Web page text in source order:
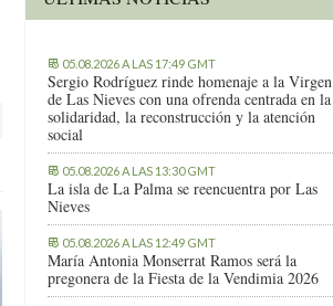
05.08.2026 A LAS 17:49 GMT
Sergio Rodríguez rinde homenaje a la Virgen
de Las Nieves con una ofrenda centrada en la
solidaridad, la reconstrucción y la atención
social
05.08.2026 A LAS 13:30 GMT
La isla de La Palma se reencuentra por Las
Nieves
05.08.2026 A LAS 12:49 GMT
María Antonia Monserrat Ramos será la
pregonera de la Fiesta de la Vendimia 2026